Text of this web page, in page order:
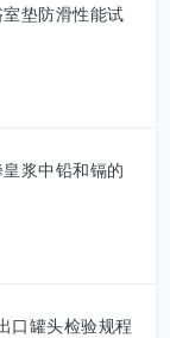
垫防滑性能试
浆中铅和镉的
口罐头检验规程